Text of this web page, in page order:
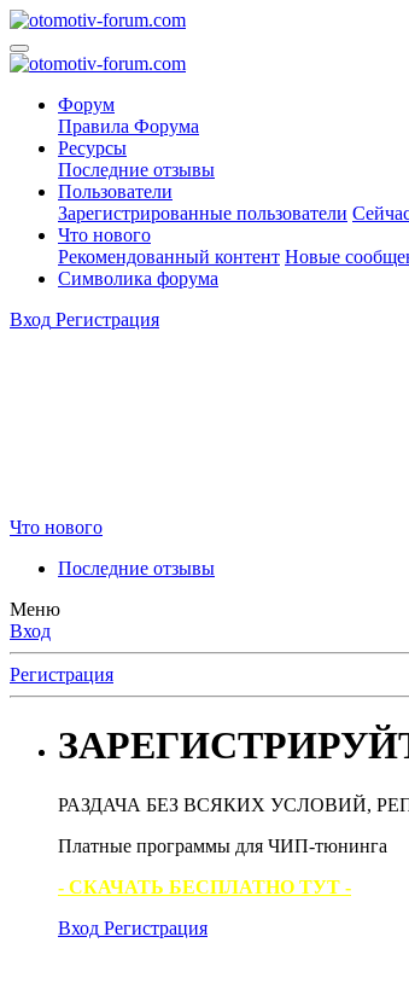
Форум
Правила Форума
Ресурсы
Последние отзывы
Пользователи
Зарегистрированные пользователи
Что нового
Рекомендованный контент Новые
Символика форума
Вход Регистрация
Что нового
Последние отзывы
Меню
Вход
Регистрация
РАЗДАЧА БЕЗ ВСЯКИХ УСЛОВИЙ,
Платные программы для ЧИП-тюнинга
- СКАЧАТЬ БЕСПЛАТНО ТУТ -
Вход Регистрация